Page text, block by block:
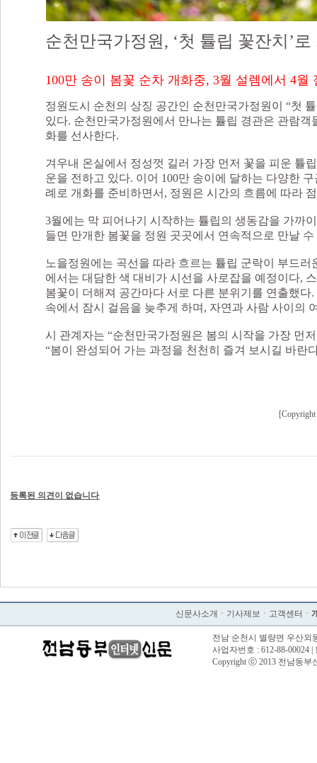
순천만국가정원, ‘첫 튤립 꽃잔치’
100만 송이 봄꽃 순차 개화중, 3월 설렘에서 4월
정원도시 순천의 상징 공간인 순천만국가정원이 “첫
있다. 순천만국가정원에서 만나는 튤립 경관은 관람객
화를 선사한다.
겨우내 온실에서 정성껏 길러 가장 먼저 꽃을 피운 튤
운을 전하고 있다. 이어 100만 송이에 달하는 다양한
례로 개화를 준비하면서, 정원은 시간의 흐름에 따라
3월에는 막 피어나기 시작하는 튤립의 생동감을 가까
들면 만개한 봄꽃을 정원 곳곳에서 연속적으로 만날 수
노을정원에는 곡선을 따라 흐르는 튤립 군락이 부드
에서는 대담한 색 대비가 시선을 사로잡을 예정이다,
봄꽃이 더해져 공간마다 서로 다른 분위기를 연출했다
속에서 잠시 걸음을 늦추게 하며, 자연과 사람 사이의
시 관계자는 “순천만국가정원은 봄의 시작을 가장 먼
“봄이 완성되어 가는 과정을 천천히 즐겨 보시길 바란
등록된 의견이 없습니다
신문사소개 ㆍ 기사제보 ㆍ 고객센터 ㆍ
전남 순천시 별량면 우산외
사업자번호 : 612-88-00024
Copyright ⓒ 2013 전남동부